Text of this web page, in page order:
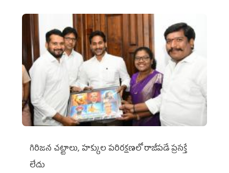
గిరిజన చట్టాలు, హక్కుల పరిరక్షణలో రాజీపడే ప్రసక్తే
లేదు